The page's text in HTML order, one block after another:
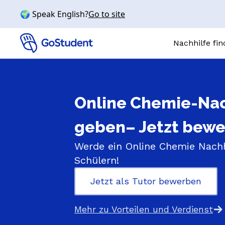
🌍 Speak English?Go to site
Nachhilfe
FÄCHER
Chemie
Physik
SCHULSTUFEN
Volksschule
Online Chemie-
geben​– Jetzt
Werde ein Online Chemie
Schülern!
Jetzt als Tutor bewerben
Mehr zu Vorteilen und Verdienst